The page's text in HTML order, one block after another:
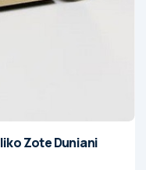
Zote Duniani